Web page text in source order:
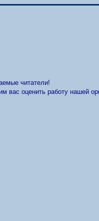
читатели!
вас оценить работу нашей